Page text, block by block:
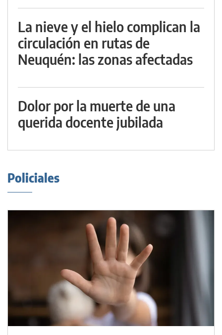
La nieve y el hielo complican la
circulación en rutas de
Neuquén: las zonas afectadas
Dolor por la muerte de una
querida docente jubilada
Policiales